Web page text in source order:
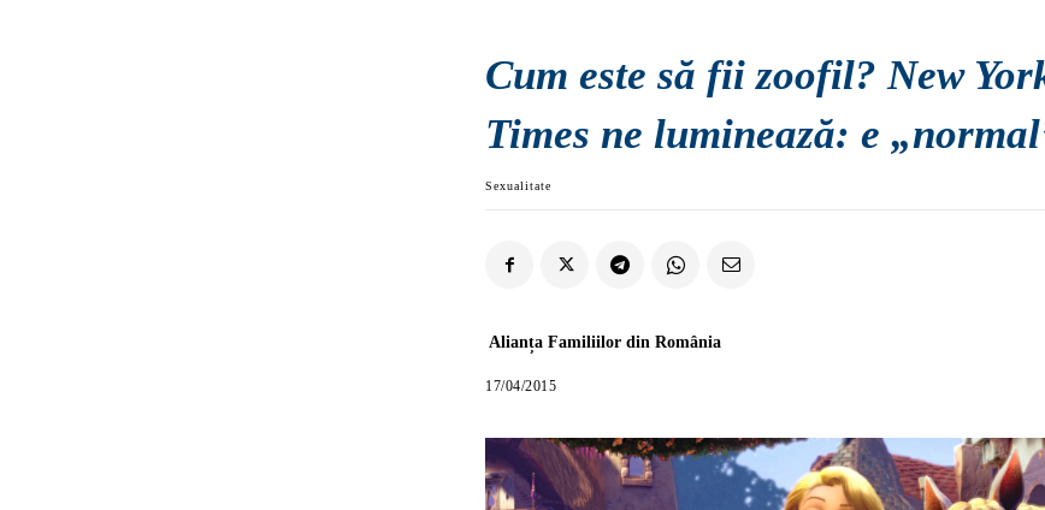
Cum este să fii zoofil? New
Times ne luminează: e
Sexualitate
Alianța Familiilor din România
17/04/2015